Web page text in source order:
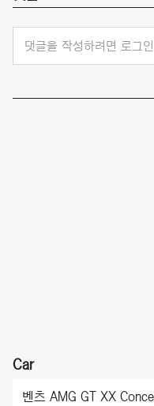
댓글을 작성하려면 로그
Car
벤츠 AMG GT XX